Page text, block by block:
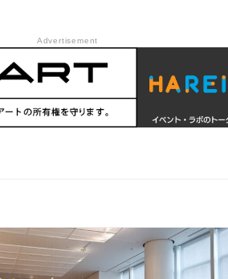
Advertisement